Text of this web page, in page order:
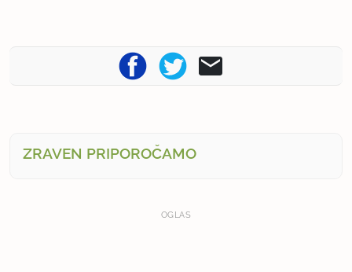
ZRAVEN PRIPOROČAMO
OGLAS